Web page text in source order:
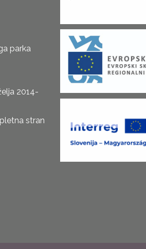
parka
2014-
stran